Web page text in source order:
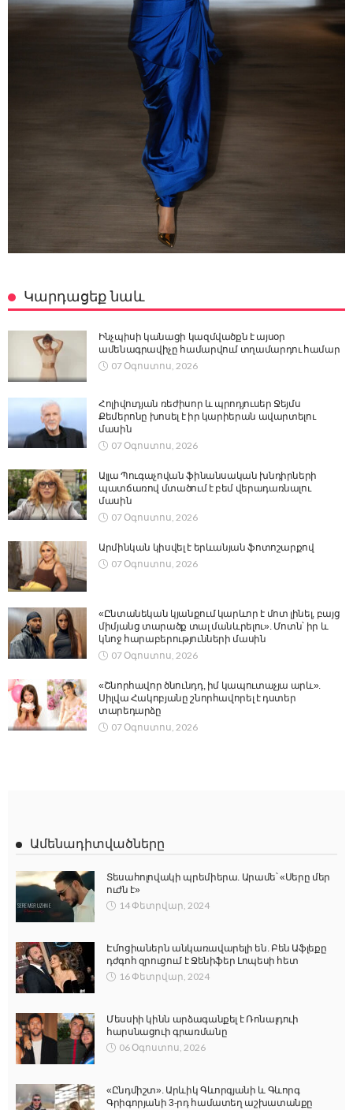
Կարդացեք նաև
Ինչպիսի կանացի կազմվածքն է այսօր
ամենագրավիչը համարվում տղամարդու համար
07 Օգոստոս, 2026
Հոլիվուդյան ռեժիսոր և պրոդյուսեր Ջեյմս
Քեմերոնը խոսել է իր կարիերան ավարտելու
մասին
07 Օգոստոս, 2026
Ալլա Պուգաչովան ֆինանսական խնդիրների
պատճառով մտածում է բեմ վերադառնալու
մասին
07 Օգոստոս, 2026
Արմինկան կիսվել է երևանյան ֆոտոշարքով
07 Օգոստոս, 2026
«Ընտանեկան կյանքում կարևոր է մոտ լինել, բայց
միմյանց տարածք տալ մանևրելու». Մոտն՝ իր և
կնոջ հարաբերությունների մասին
07 Օգոստոս, 2026
«Շնորհավոր ծնունդդ, իմ կապուտաչյա արև».
Սիլվա Հակոբյանը շնորհավորել է դստեր
տարեդարձը
07 Օգոստոս, 2026
Ամենադիտվածները
Տեսահոլովակի պրեմիերա. Արամե՝ «Սերը մեր
ուժն է»
14 Փետրվար, 2024
Էմոցիաներն անկառավարելի են. Բեն Աֆլեքը
դժգոհ զրուցում է Ջենիֆեր Լոպեսի հետ
16 Փետրվար, 2024
Մեսսիի կինն արձագանքել է Ռոնալդուի
հարսնացուի գրառմանը
06 Օգոստոս, 2026
«Ընդմիշտ». Արևիկ Գևորգյանի և Գևորգ
Գրիգորյանի 3-րդ համատեղ աշխատանքը